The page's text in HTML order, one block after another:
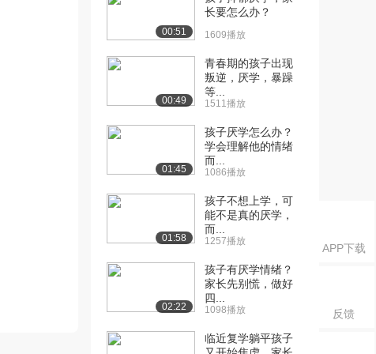
APP下载
反馈
00:51
长要怎么办？
1609播放
00:49
青春期的孩子出现
叛逆，厌学，暴躁
等...
1511播放
01:45
孩子厌学怎么办？
学会理解他的情绪
而...
1086播放
01:58
孩子不想上学，可
能不是真的厌学，
而...
1257播放
02:22
孩子有厌学情绪？
家长先别慌，做好
四...
1098播放
临近复学躺平孩子